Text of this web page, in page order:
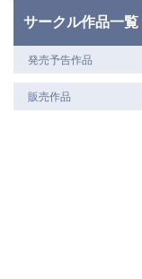
サークル作品一覧
発売予告作品
販売作品